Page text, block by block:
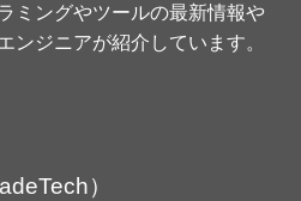
ミングやツールの最新情報や
ンジニアが紹介しています。
）